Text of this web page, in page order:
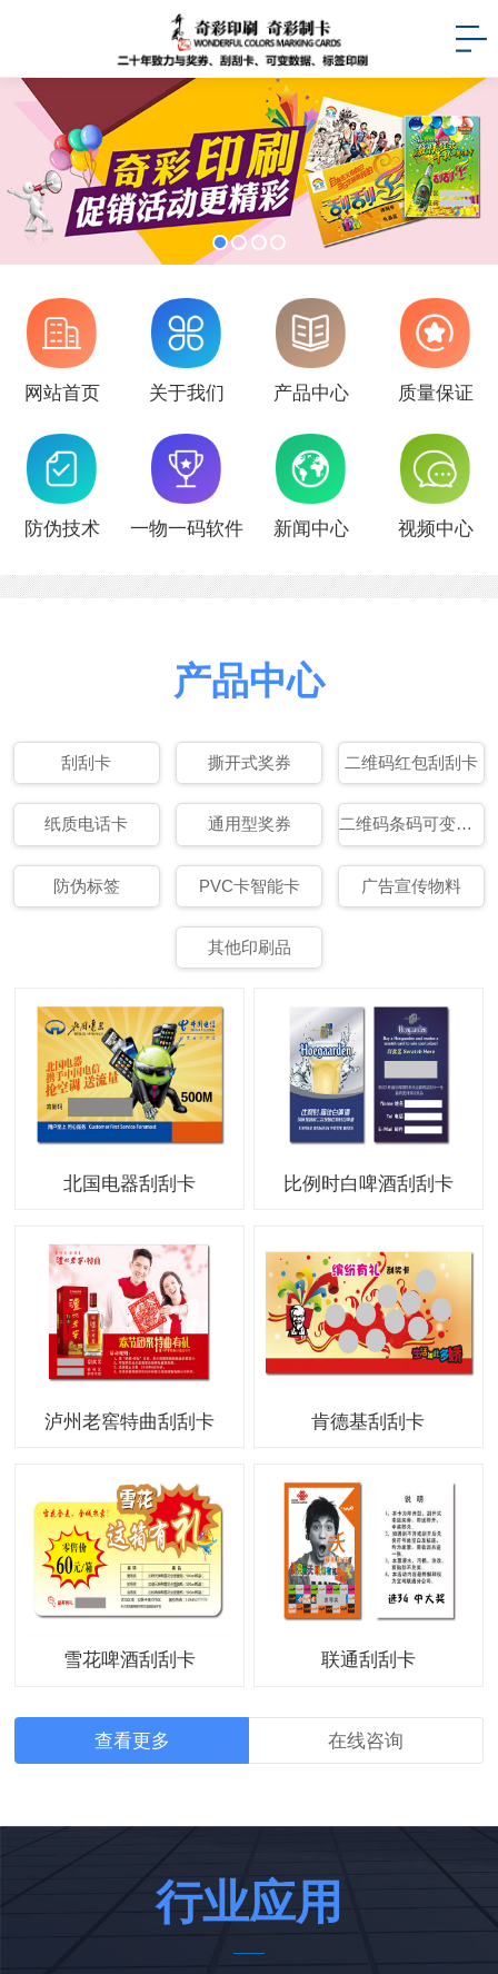
网站首页 关于我们 产品中心 质量保证
防伪技术 一物一码软件 新闻中心 视频中心
产品中心
刮刮卡 撕开式奖券 二维码红包刮刮卡
纸质电话卡 通用型奖券 二维码条码可变数据印刷
防伪标签 PVC卡智能卡 广告宣传物料
其他印刷品
北国电器刮刮卡 比例时白啤酒刮刮卡
泸州老窖特曲刮刮卡 肯德基刮刮卡
雪花啤酒刮刮卡 联通刮刮卡
查看更多 在线咨询
行业应用